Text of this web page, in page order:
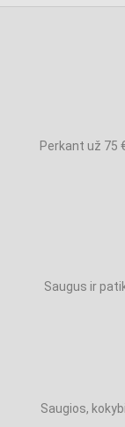
Perkant už 75
Saugus ir
Saugios,